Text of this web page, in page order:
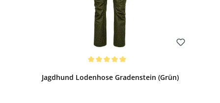
Jagdhund Lodenhose Gradenstein (Grün)